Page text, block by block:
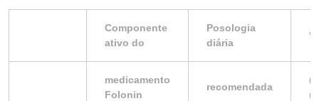
Componente
ativo do
Posologia
diária
medicamento
Folonin
recomendada